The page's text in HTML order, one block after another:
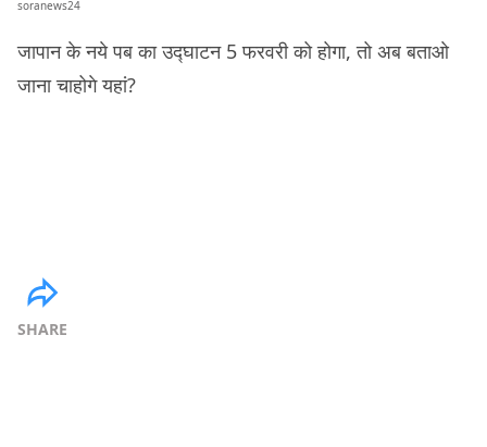
soranews24
जापान के नये पब का उद्घाटन 5 फरवरी को होगा, तो अब बताओ
जाना चाहोगे यहां?
SHARE